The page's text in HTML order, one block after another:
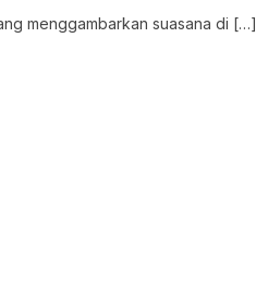
menggambarkan suasana di […]